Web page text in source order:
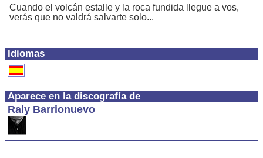
Idiomas
Aparece en la discografía de
Raly Barrionuevo
Cuando el volcán estalle y la roca fundida llegue a vos,
verás que no valdrá salvarte solo...